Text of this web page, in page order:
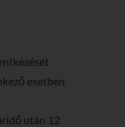
esetben
után 12